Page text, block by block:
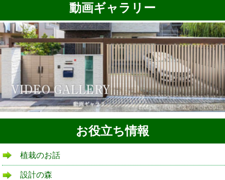
動画ギャラリー
お役立ち情報
植栽のお話
設計の森